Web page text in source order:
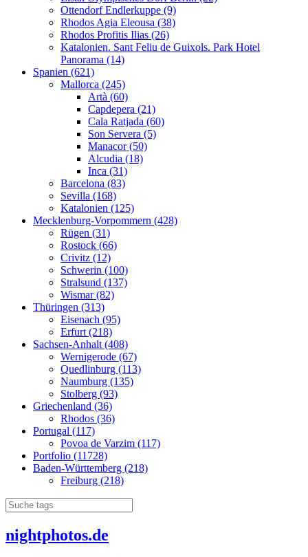
Ottendorf Endlerkuppe (9)
Rhodos Agia Eleousa (38)
Rhodos Profitis Ilias (26)
Katalonien. Sant Feliu de Guixols. Park Hotel
Panorama (14)
Spanien (621)
Mallorca (245)
Artà (60)
Capdepera (21)
Cala Ratjada (60)
Son Servera (5)
Manacor (50)
Alcudia (18)
Inca (31)
Barcelona (83)
Sevilla (168)
Katalonien (125)
Mecklenburg-Vorpommern (428)
Rügen (31)
Rostock (66)
Crivitz (12)
Schwerin (100)
Stralsund (137)
Wismar (82)
Thüringen (313)
Eisenach (95)
Erfurt (218)
Sachsen-Anhalt (408)
Wernigerode (67)
Quedlinburg (113)
Naumburg (135)
Stolberg (93)
Griechenland (36)
Rhodos (36)
Portugal (117)
Povoa de Varzim (117)
Portfolio (11728)
Baden-Württemberg (218)
Freiburg (218)
nightphotos.de